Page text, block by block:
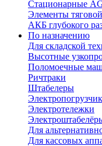
Стационарные
Элементы
АКБ глубокого
По назначению
Для складской
Высотные
Поломоечные
Ричтраки
Штабелеры
Электротележки
Для
Для кассовых